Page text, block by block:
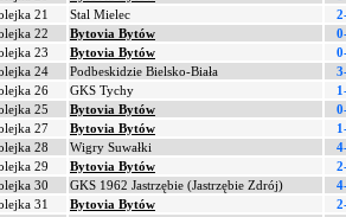
21 Stal Mielec
22 Bytovia Bytów
23 Bytovia Bytów
24 Podbeskidzie Bielsko-Biała
26 GKS Tychy
25 Bytovia Bytów
27 Bytovia Bytów
28 Wigry Suwałki
29 Bytovia Bytów
30 GKS 1962 Jastrzębie (Jastrzębie Zdrój)
31 Bytovia Bytów